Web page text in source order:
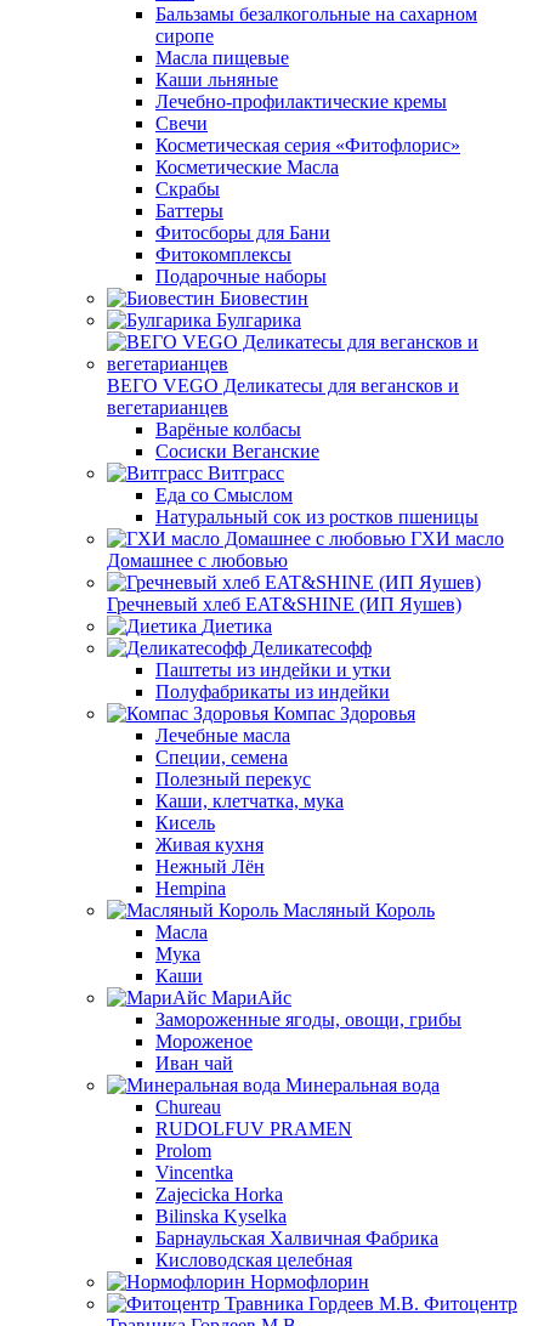
Бальзамы безалкогольные на сахарном
сиропе
Масла пищевые
Каши льняные
Лечебно-профилактические кремы
Свечи
Косметическая серия «Фитофлорис»
Косметические Масла
Скрабы
Баттеры
Фитосборы для Бани
Фитокомплексы
Подарочные наборы
Биовестин
Булгарика
ВЕГО VEGO Деликатесы для вегансков и
вегетарианцев
Варёные колбасы
Сосиски Веганские
Витграсс
Еда со Смыслом
Натуральный сок из ростков пшеницы
ГХИ масло
Домашнее с любовью
Гречневый хлеб EAT&SHINE (ИП Яушев)
Диетика
Деликатесофф
Паштеты из индейки и утки
Полуфабрикаты из индейки
Компас Здоровья
Лечебные масла
Специи, семена
Полезный перекус
Каши, клетчатка, мука
Кисель
Живая кухня
Нежный Лён
Hempina
Масляный Король
Масла
Мука
Каши
МариАйс
Замороженные ягоды, овощи, грибы
Мороженое
Иван чай
Минеральная вода
Chureau
RUDOLFUV PRAMEN
Prolom
Vincentka
Zajecicka Horka
Bilinska Kyselka
Барнаульская Халвичная Фабрика
Кисловодская целебная
Нормофлорин
Фитоцентр